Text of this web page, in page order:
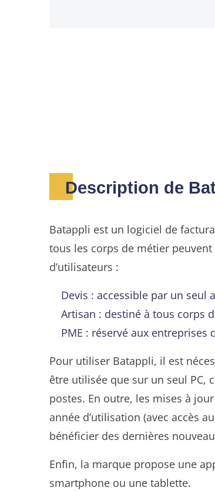
Description de
Batappli est un logiciel de
tous les corps de métier
d’utilisateurs :
Devis : accessible par un seul
Artisan : destiné à tous corps
PME : réservé aux entreprises
Pour utiliser Batappli, il est
être utilisée que sur un seul PC,
postes. En outre, les mises à
année d’utilisation (avec accès
bénéficier des dernières
Enfin, la marque propose une
smartphone ou une tablette.